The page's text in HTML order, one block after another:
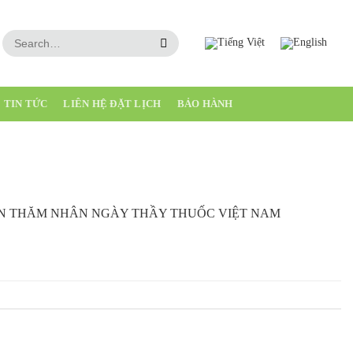
TIN TỨC LIÊN HỆ ĐẶT LỊCH BẢO HÀNH
THĂM NHÂN NGÀY THẦY THUỐC VIỆT NAM